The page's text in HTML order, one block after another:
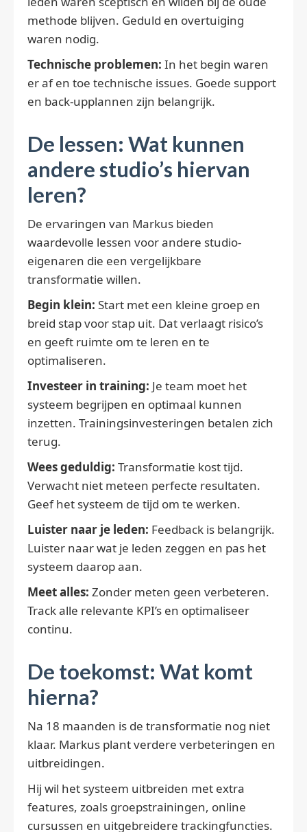
methode blijven. Geduld en overtuiging
waren nodig.
Technische problemen: In het begin waren
er af en toe technische issues. Goede support
en back-upplannen zijn belangrijk.
De lessen: Wat kunnen
andere studio’s hiervan
leren?
De ervaringen van Markus bieden
waardevolle lessen voor andere studio-
eigenaren die een vergelijkbare
transformatie willen.
Begin klein: Start met een kleine groep en
breid stap voor stap uit. Dat verlaagt risico’s
en geeft ruimte om te leren en te
optimaliseren.
Investeer in training: Je team moet het
systeem begrijpen en optimaal kunnen
inzetten. Trainingsinvesteringen betalen zich
terug.
Wees geduldig: Transformatie kost tijd.
Verwacht niet meteen perfecte resultaten.
Geef het systeem de tijd om te werken.
Luister naar je leden: Feedback is belangrijk.
Luister naar wat je leden zeggen en pas het
systeem daarop aan.
Meet alles: Zonder meten geen verbeteren.
Track alle relevante KPI’s en optimaliseer
continu.
De toekomst: Wat komt
hierna?
Na 18 maanden is de transformatie nog niet
klaar. Markus plant verdere verbeteringen en
uitbreidingen.
Hij wil het systeem uitbreiden met extra
features, zoals groepstrainingen, online
cursussen en uitgebreidere trackingfuncties.